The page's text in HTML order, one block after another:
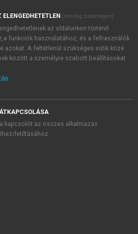
foglaltakat tudomásul
feltételeket, valamint a szotar.netés a
foglaltakat
és elfogadom.
KIPRÓBÁLOM
ELENGEDHETETLEN (mindig szükséges)
az oldalunkon történő
funkciók használatához, és a felhasználók
azokat. A feltétlenül szükséges sütik közé
között a személyre szabott beállításokat
kapcsolót az összes alkalmazás
letiltásához.